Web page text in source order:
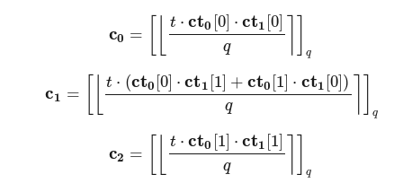
c0 =
t ⋅ ct0 [0] ⋅ ct1 [0]
q q
c1 =
t ⋅ (ct0 [0] ⋅ ct1 [1] + ct0 [1] ⋅ ct1 [0])
q q
c2 =
t ⋅ ct0 [1] ⋅ ct1 [1]
q q